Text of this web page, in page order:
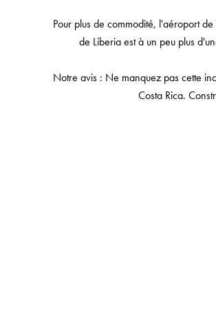
Pour plus de commodité, l'aéroport
de Liberia est à un peu plus
Notre avis : Ne manquez pas cette
Costa Rica.